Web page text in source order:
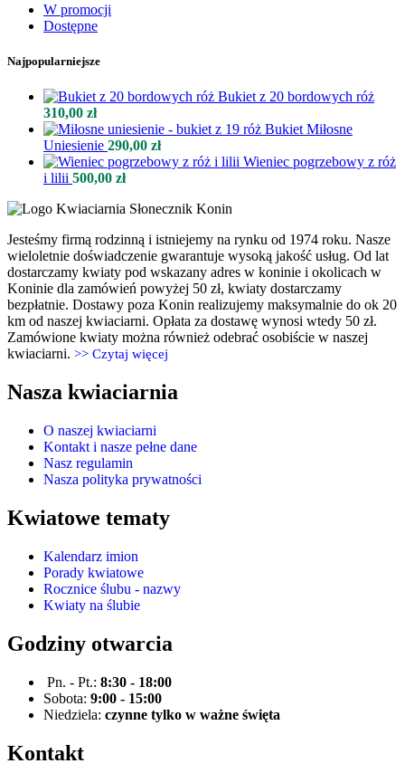
W promocji
Dostępne
Najpopularniejsze
Bukiet z 20 bordowych róż
310,00 zł
Bukiet Miłosne
Uniesienie 290,00 zł
Wieniec pogrzebowy z róż
i lilii 500,00 zł
Jesteśmy firmą rodzinną i istniejemy na rynku od 1974 roku. Nasze
wieloletnie doświadczenie gwarantuje wysoką jakość usług. Od lat
dostarczamy kwiaty pod wskazany adres w koninie i okolicach w
Koninie dla zamówień powyżej 50 zł, kwiaty dostarczamy
bezpłatnie. Dostawy poza Konin realizujemy maksymalnie do ok 20
km od naszej kwiaciarni. Opłata za dostawę wynosi wtedy 50 zł.
Zamówione kwiaty można również odebrać osobiście w naszej
kwiaciarni. >> Czytaj więcej
Nasza kwiaciarnia
O naszej kwiaciarni
Kontakt i nasze pełne dane
Nasz regulamin
Nasza polityka prywatności
Kwiatowe tematy
Kalendarz imion
Porady kwiatowe
Rocznice ślubu - nazwy
Kwiaty na ślubie
Godziny otwarcia
Pn. - Pt.: 8:30 - 18:00
Sobota: 9:00 - 15:00
Niedziela: czynne tylko w ważne święta
Kontakt